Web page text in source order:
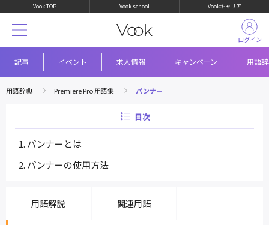
Vook TOP Vook school Vookキャリア
記事 イベント 求人情報 キャンペーン 用語
ログイン
用語辞典 Premiere Pro 用語集 パンナー
目次
パンナーとは
パンナーの使用方法
用語解説 関連用語